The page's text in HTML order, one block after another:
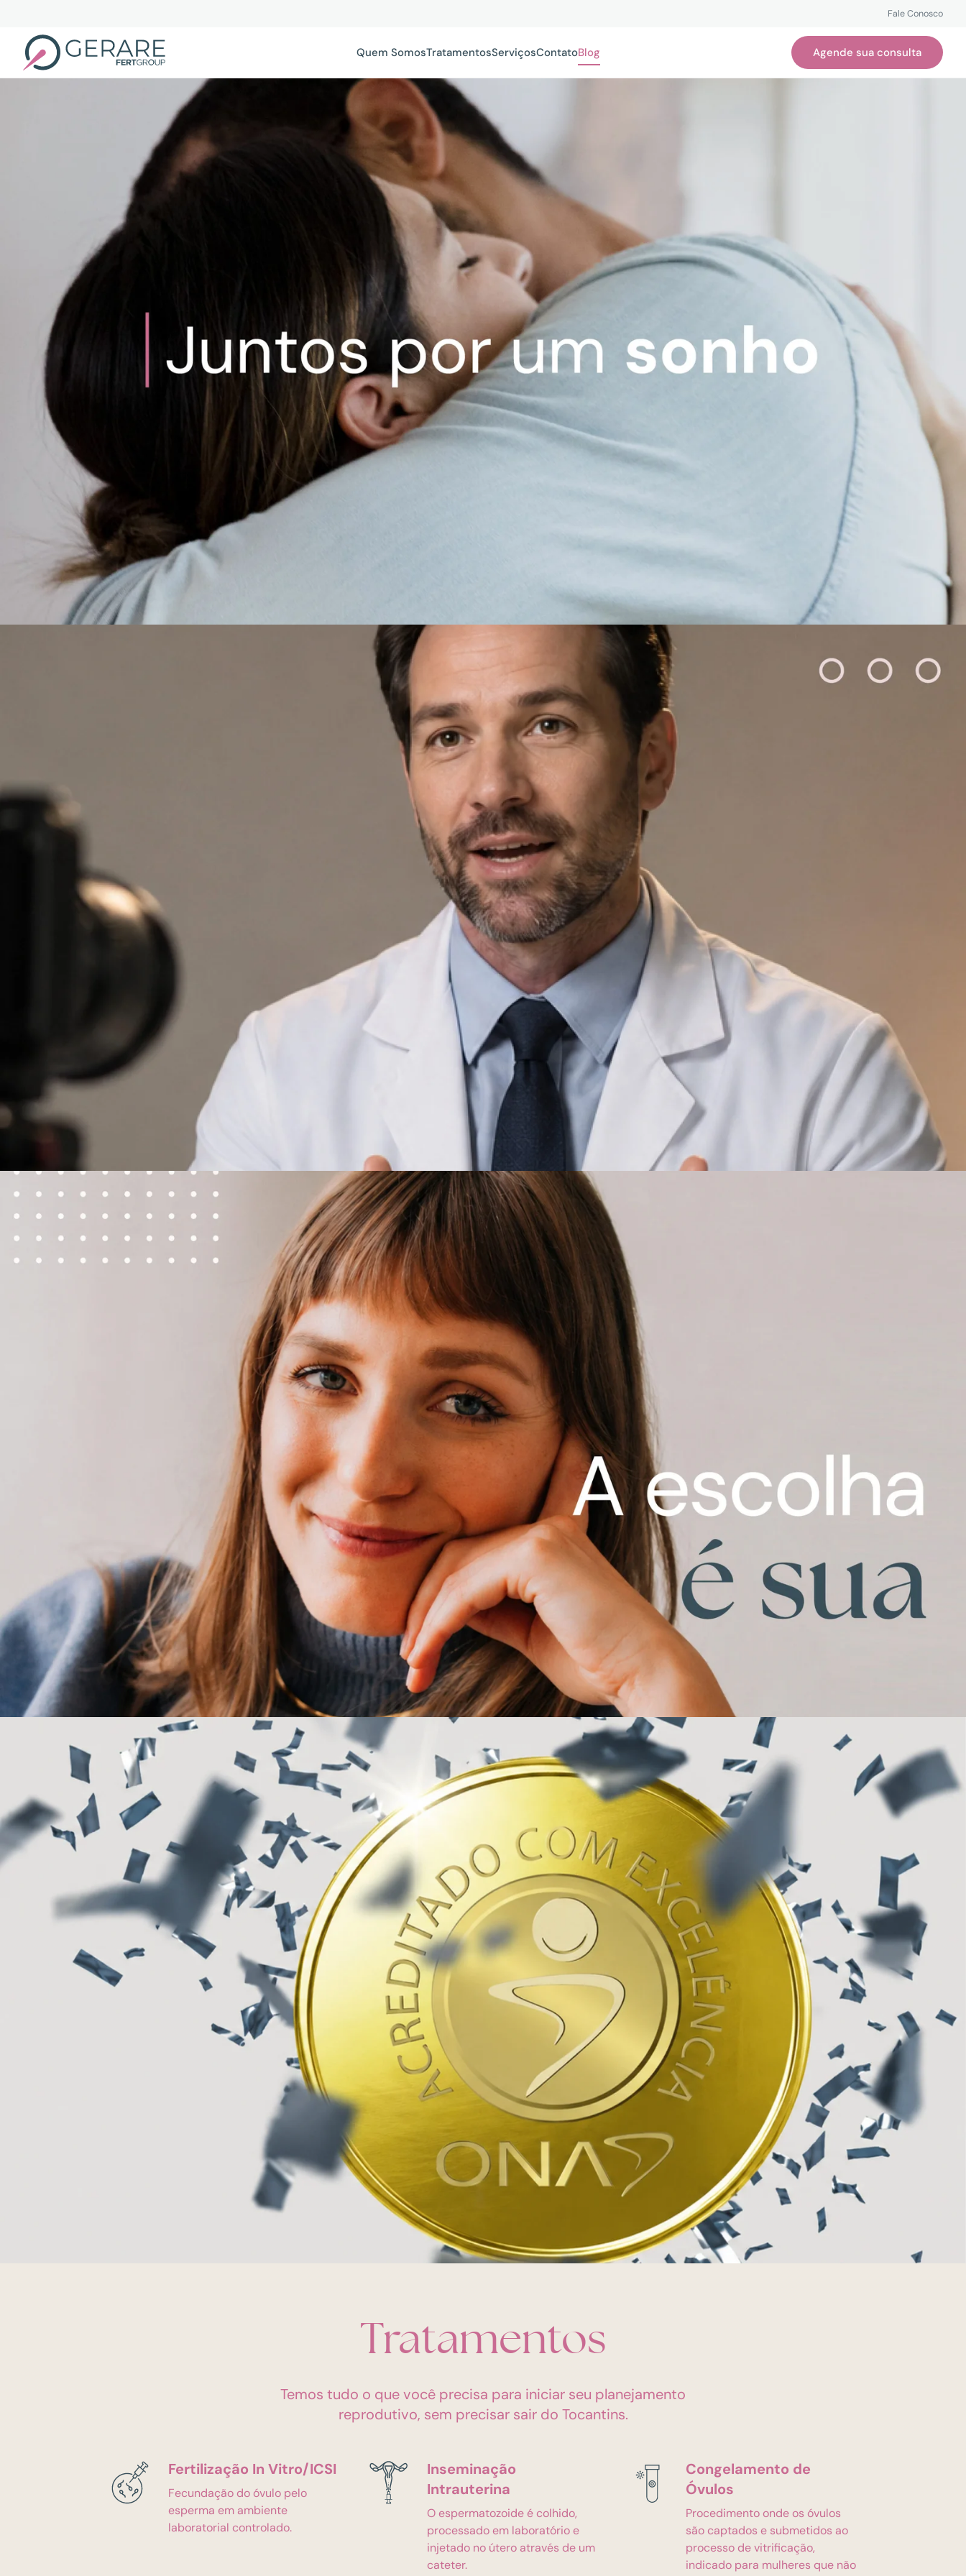
Fale Conosco
Quem SomosTratamentosServiçosContatoBlog Agende sua consulta
Tratamentos
Temos tudo o que você precisa para iniciar seu planejamento
reprodutivo, sem precisar sair do Tocantins.
Fertilização In Vitro/ICSI
Fecundação do óvulo pelo
esperma em ambiente
laboratorial controlado.
Inseminação
Intrauterina
O espermatozoide é colhido,
processado em laboratório e
injetado no útero através de um
cateter.
Congelamento de
Óvulos
Procedimento onde os óvulos
são captados e submetidos ao
processo de vitrificação,
indicado para mulheres que não